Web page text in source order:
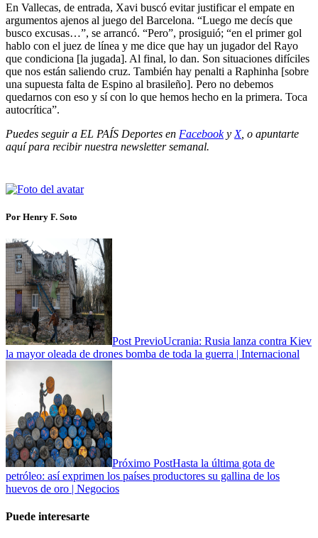
En Vallecas, de entrada, Xavi buscó evitar justificar el empate en
argumentos ajenos al juego del Barcelona. “Luego me decís que
busco excusas…”, se arrancó. “Pero”, prosiguió; “en el primer gol
hablo con el juez de línea y me dice que hay un jugador del Rayo
que condiciona [la jugada]. Al final, lo dan. Son situaciones difíciles
que nos están saliendo cruz. También hay penalti a Raphinha [sobre
una supuesta falta de Espino al brasileño]. Pero no debemos
quedarnos con eso y sí con lo que hemos hecho en la primera. Toca
autocrítica”.
Puedes seguir a EL PAÍS Deportes en Facebooky X, o apuntarte
aquí para recibirnuestra newsletter semanal.
Por Henry F. Soto
Post PrevioUcrania: Rusia lanza contra Kiev
la mayor oleada de drones bomba de toda la guerra | Internacional
Próximo PostHasta la última gota de
petróleo: así exprimen los países productores su gallina de los
huevos de oro | Negocios
Puede interesarte